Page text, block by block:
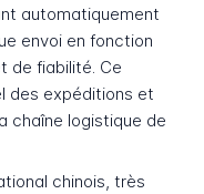
automatiquement
envoi en fonction
de fiabilité. Ce
des expéditions et
chaîne logistique de
chinois, très